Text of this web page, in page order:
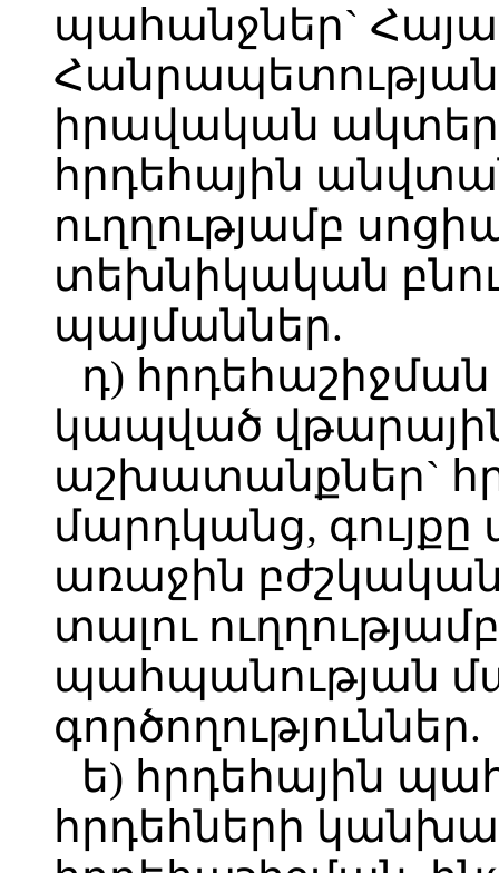
պահանջներ`
Հանրապետության
իրավական
հրդեհային
ուղղությամբ
տեխնիկական
պայմաններ.
դ)
կապված
աշխատանքներ`
մարդկանց, գույքը
առաջին բժշկական
տալու
պահպանության
գործողություններ.
ե) հրդեհային
հրդեհների